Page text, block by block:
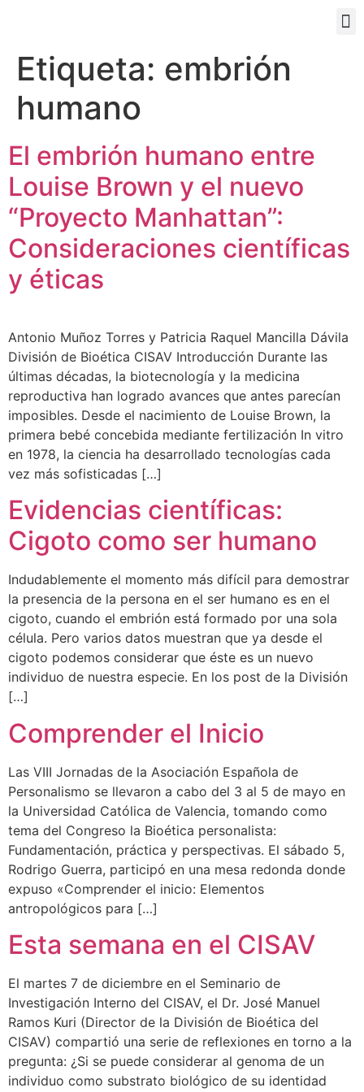
Etiqueta: embrión
humano
El embrión humano entre
Louise Brown y el nuevo
“Proyecto Manhattan”:
Consideraciones científicas
y éticas
Antonio Muñoz Torres y Patricia Raquel Mancilla Dávila
División de Bioética CISAV Introducción Durante las
últimas décadas, la biotecnología y la medicina
reproductiva han logrado avances que antes parecían
imposibles. Desde el nacimiento de Louise Brown, la
primera bebé concebida mediante fertilización In vitro
en 1978, la ciencia ha desarrollado tecnologías cada
vez más sofisticadas […]
Evidencias científicas:
Cigoto como ser humano
Indudablemente el momento más difícil para demostrar
la presencia de la persona en el ser humano es en el
cigoto, cuando el embrión está formado por una sola
célula. Pero varios datos muestran que ya desde el
cigoto podemos considerar que éste es un nuevo
individuo de nuestra especie. En los post de la División
[…]
Comprender el Inicio
Las VIII Jornadas de la Asociación Española de
Personalismo se llevaron a cabo del 3 al 5 de mayo en
la Universidad Católica de Valencia, tomando como
tema del Congreso la Bioética personalista:
Fundamentación, práctica y perspectivas. El sábado 5,
Rodrigo Guerra, participó en una mesa redonda donde
expuso «Comprender el inicio: Elementos
antropológicos para […]
Esta semana en el CISAV
El martes 7 de diciembre en el Seminario de
Investigación Interno del CISAV, el Dr. José Manuel
Ramos Kuri (Director de la División de Bioética del
CISAV) compartió una serie de reflexiones en torno a la
pregunta: ¿Si se puede considerar al genoma de un
individuo como substrato biológico de su identidad